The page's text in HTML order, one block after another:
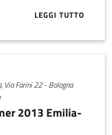
LEGGI TUTTO
ABOUT
Via Farini 22 - Bologna
2013 Emilia-